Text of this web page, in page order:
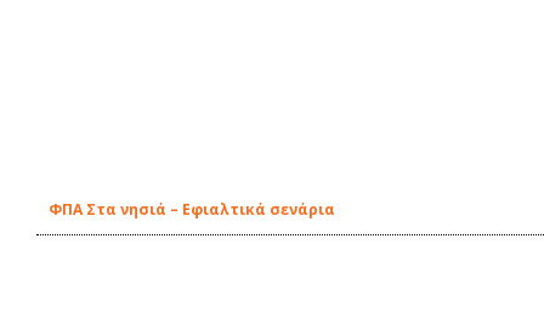
ΦΠΑ Στα νησιά – Εφιαλτικά σενάρια